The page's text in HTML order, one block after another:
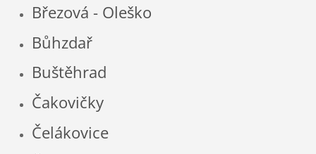
Březová - Oleško
Bůhzdař
Buštěhrad
Čakovičky
Čelákovice